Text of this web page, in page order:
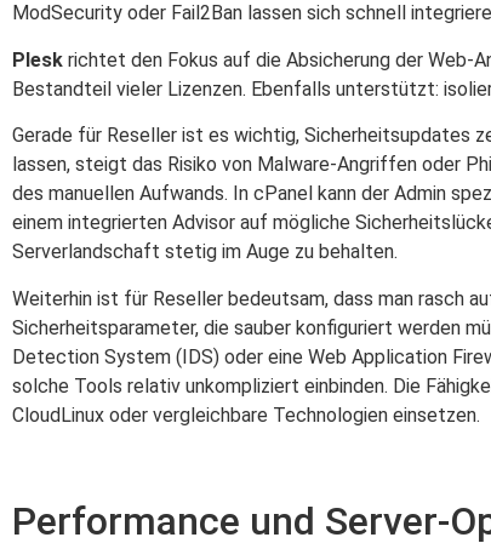
ModSecurity oder Fail2Ban lassen sich schnell
Plesk richtet den Fokus auf die Absicherung der Web-
Bestandteil vieler Lizenzen. Ebenfalls unterstützt:
Gerade für Reseller ist es wichtig, Sicherheitsupdates
lassen, steigt das Risiko von Malware-Angriffen oder
des manuellen Aufwands. In cPanel kann der Admin
einem integrierten Advisor auf mögliche
Serverlandschaft stetig im Auge zu behalten.
Weiterhin ist für Reseller bedeutsam, dass man rasch
Sicherheitsparameter, die sauber konfiguriert werden
Detection System (IDS) oder eine Web Application
solche Tools relativ unkompliziert einbinden. Die
CloudLinux oder vergleichbare Technologien einsetzen.
Performance und Server-